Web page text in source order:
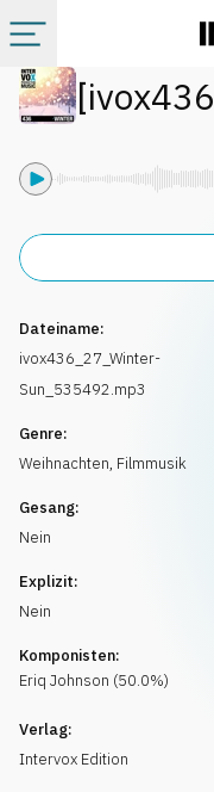
Kategorien
Alle Alben
Playlists
Lizenzen
Info
[ivox436
Dateiname:
ivox436_27_Winter-
Sun_535492.mp3
Genre:
Weihnachten, Filmmusik
Gesang:
Nein
Explizit:
Nein
Komponisten:
Eriq Johnson (50.0%)
Verlag:
Intervox Edition